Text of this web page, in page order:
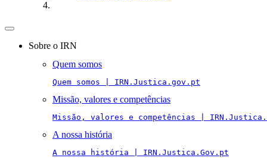
Toggle
navigationSobre o IRN
Quem somos
Quem somos | IRN.Justica.gov.pt
Missão, valores e competências
Missão, valores e competências |
A nossa história
A nossa história | IRN.Justica.Gov.pt